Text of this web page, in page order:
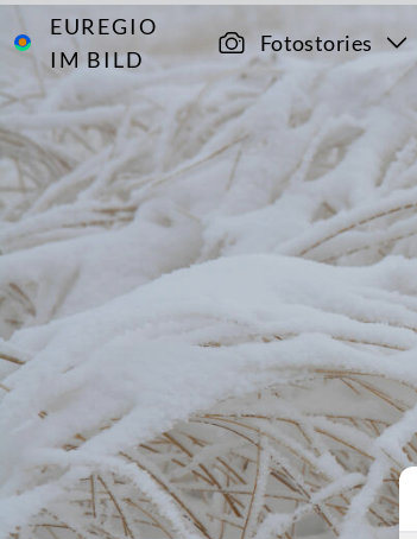
EUREGIO
IM BILD
Fotostories
Archiv
Imgenbroicher
Venn mit
Steinley im
Winter